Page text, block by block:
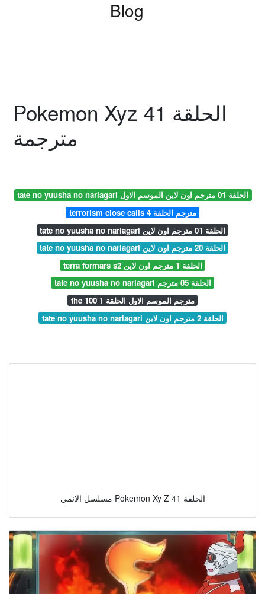
Blog
Pokemon Xyz الحلقة 41
مترجمة
tate no yuusha no nariagari الحلقة 01 مترجم اون لاين الموسم الاول
terrorism close calls مترجم الحلقة 4
tate no yuusha no nariagari الحلقة 01 مترجم اون لاين
tate no yuusha no nariagari الحلقة 20 مترجم اون لاين
terra formars s2 الحلقة 1 مترجم اون لاين
tate no yuusha no nariagari الحلقة 05 مترجم
the 100 مترجم الموسم الاول الحلقة 1
tate no yuusha no nariagari الحلقة 2 مترجم اون لاين
مسلسل الانمي Pokemon Xy Z الحلقة 41